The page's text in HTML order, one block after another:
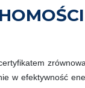
w efektywność